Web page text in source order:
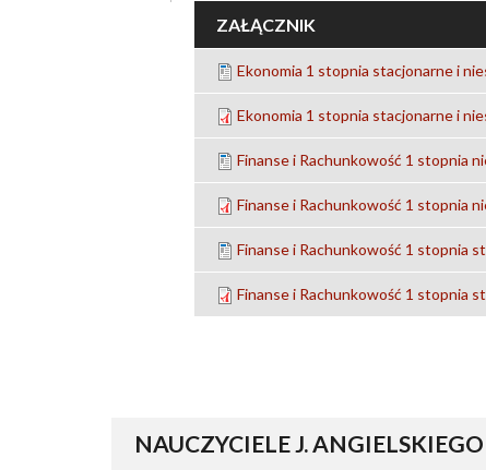
ZAŁĄCZNIK
Ekonomia 1 stopnia stacjonarne i
Ekonomia 1 stopnia stacjonarne i
Finanse i Rachunkowość 1 stopnia
Finanse i Rachunkowość 1 stopnia
Finanse i Rachunkowość 1 stopnia
Finanse i Rachunkowość 1 stopnia
NAUCZYCIELE J. ANGIELSKIEGO